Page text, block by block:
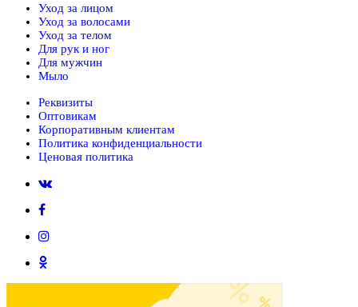
Уход за лицом
Уход за волосами
Уход за телом
Для рук и ног
Для мужчин
Мыло
Реквизиты
Оптовикам
Корпоративным клиентам
Политика конфиденциальности
Ценовая политика